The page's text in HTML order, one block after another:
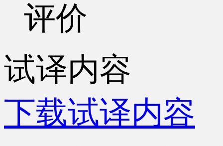
评价
试译内容
下载试译内容